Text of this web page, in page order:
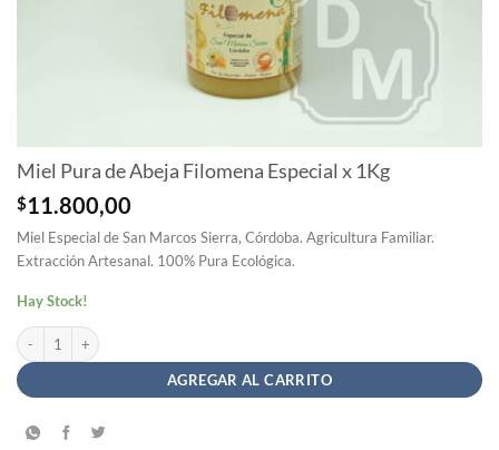
Miel Pura de Abeja Filomena Especial x 1Kg
$11.800,00
Miel Especial de San Marcos Sierra, Córdoba. Agricultura Familiar.
Extracción Artesanal. 100% Pura Ecológica.
Hay Stock!
Miel Pura de Abeja Filomena Especial x 1Kg cantidad
AGREGAR AL CARRITO